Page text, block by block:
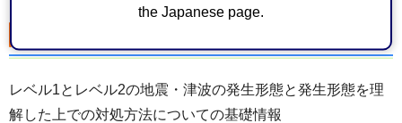
the Japanese page.
レベル1とレベル2の地震・津波の発生形態と発生形態を理
解した上での対処方法についての基礎情報